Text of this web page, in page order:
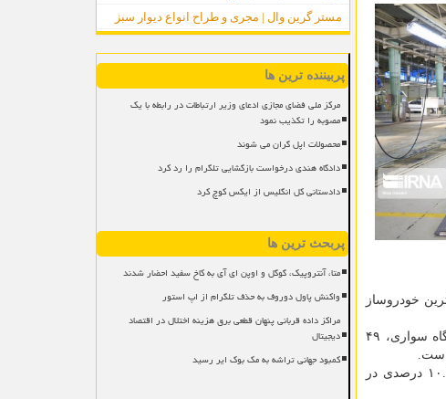
۲۴۱ هزار و ۳۹۳ دستگاه خودرو، بزرگترین خودروساز
تولیدات ایران خودرو که در هم سنجی با سال قبل رشد ناچیز هفت دهم درصدی ثبت کرده، مشتمل بر ۲۳۹ هزار و ۱۳۸ دستگاه سواری، ۴۹
مطابق این آمارها، شهریورماه نیز آبی پوشان جاده مخصوص ۵۳ هزار و چهار دستگاه خودرو تولید کردند که حاکی از رشد ۱۰.۶ درصدی در
مستر گرین وال | مجری و طراح انواع دیوار سبز
پربیننده ترین ها
مرکز ملی فضای مجازی ادعای وزیر ارتباطات در رابطه با یک
مصوبه را تکذیب نمود
محصولات اپل گران می شوند
دادگاه هندی درخواست بازگشایی تلگرام را رد کرد
دادستانی کل انگلیس از ایکس کوچ کرد
پربحث ترین ها
متا، آنتروپیک، گوگل و اوپن ای آی به کاخ سفید احضار شدند
واکنش پاول دوروف به حذف تلگرام از اپ استور
مراکز داده قربانی پنهان قطعی برق هزینه اختلال در اقتصاد
دیجیتال
کمبود جهانی تراشه به مک بوک ایر رسید